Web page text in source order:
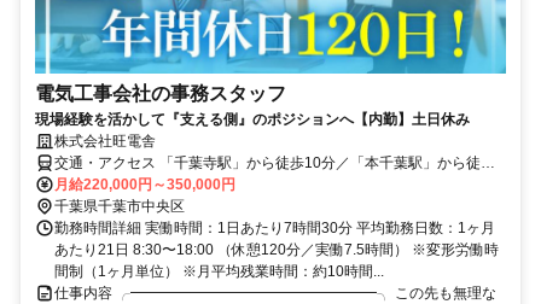
電気工事会社の事務スタッフ
現場経験を活かして『支える側』のポジションへ【内勤】土日休み
株式会社旺電舎
交通・アクセス 「千葉寺駅」から徒歩10分／「本千葉駅」から徒歩
15分
月給220,000円～350,000円
千葉県千葉市中央区
勤務時間詳細 実働時間：1日あたり7時間30分 平均勤務日数：1ヶ月
あたり21日 8:30〜18:00 （休憩120分／実働7.5時間） ※変形労働時
間制（1ヶ月単位） ※月平均残業時間：約10時間...
仕事内容 ╭━━━━━━━━━━━━━━━━━╮ この先も無理な